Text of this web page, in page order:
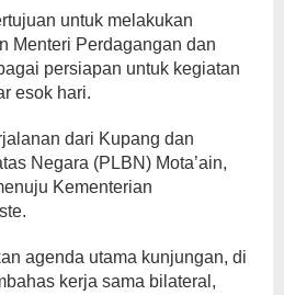
untuk melakukan
Menteri Perdagangan dan
persiapan untuk kegiatan
esok hari.
dari Kupang dan
Negara (PLBN) Mota’ain,
Kementerian
agenda utama kunjungan, di
kerja sama bilateral,